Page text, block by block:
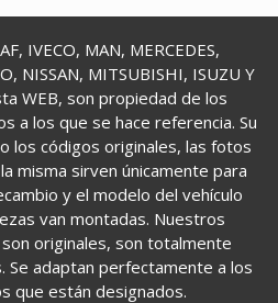
IVECO, MAN, MERCEDES,
NISSAN, MITSUBISHI, ISUZU Y
WEB, son propiedad de los
a los que se hace referencia. Su
los códigos originales, las fotos
misma sirven únicamente para
y el modelo del vehículo
van montadas. Nuestros
originales, son totalmente
Se adaptan perfectamente a los
que están designados.